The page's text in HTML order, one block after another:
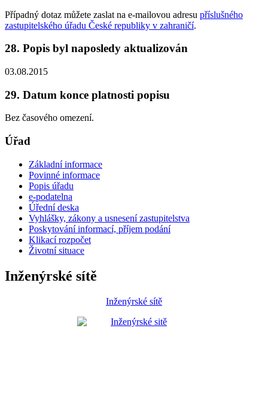
Případný dotaz můžete zaslat na e-mailovou adresu příslušného
zastupitelského úřadu České republiky v zahraničí.
28. Popis byl naposledy aktualizován
03.08.2015
29. Datum konce platnosti popisu
Bez časového omezení.
Úřad
Základní informace
Povinné informace
Popis úřadu
e-podatelna
Úřední deska
Vyhlášky, zákony a usnesení zastupitelstva
Poskytování informací, příjem podání
Klikací rozpočet
Životní situace
Inženýrské sítě
Inženýrské sítě